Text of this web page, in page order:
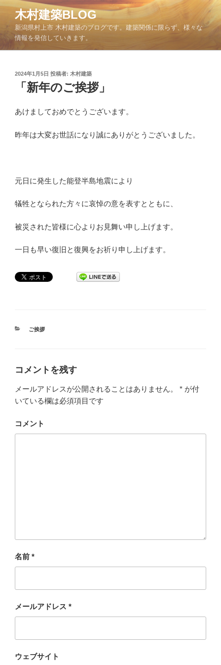
コ
ツ
木村建築BLOG
新潟県村上市 木村建築のブログです。建築関係に限らず、様々な
情報を発信していきます。
投
2024年1月5日 投稿者: 木村建築
「新年のご挨拶」
あけましておめでとうございます。
昨年は大変お世話になり誠にありがとうございました。
元日に発生した能登半島地震により
犠牲となられた方々に哀悼の意を表すとともに、
被災された皆様に心よりお見舞い申し上げます。
一日も早い復旧と復興をお祈り申し上げます。
カ
ー
ご挨拶
コメントを残す
メールアドレスが公開されることはありません。 * が付
いている欄は必須項目です
コメント
名前 *
メールアドレス *
ウェブサイト